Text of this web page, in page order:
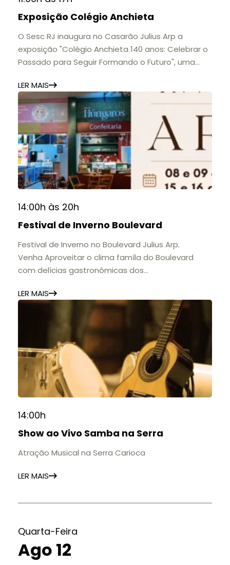
Exposição Colégio Anchieta
O Sesc RJ inaugura no Casarão Julius Arp a
exposição "Colégio Anchieta 140 anos: Celebrar o
Passado para Seguir Formando o Futuro", uma
importantes instituições de ensino de Nova
Friburgo e do Brasil.
A mostra convida o público a conhecer o legado
do Colégio Anchieta por meio de documentos,
histórias e marcos que evidenciam sua
contribuição para a educação, a cultura e a
formação de gerações.
📍 Casarão Julius Arp
📅 Até 30 de setembro
11h às 17h
🎟️ Entrada gratuita.
LER MAIS
14:00h às 20h
Festival de Inverno Boulevard
Festival de Inverno no Boulevard Julius Arp.
Venha Aproveitar o clima famíla do Boulevard
com delícias gastronômicas dos
LER MAIS
14:00h
Show ao Vivo Samba na Serra
Atração Musical na Serra Carioca
LER MAIS
Quarta-Feira
Ago 12